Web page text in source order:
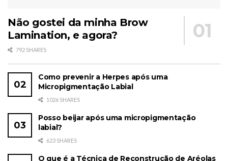
Não gostei da minha Brow
Lamination, e agora?
792 SHARES
Como prevenir a Herpes após uma
Micropigmentação Labial
1026 SHARES
Posso beijar após uma micropigmentação
labial?
623 SHARES
O que é a Técnica de Reconstrução de Aréolas